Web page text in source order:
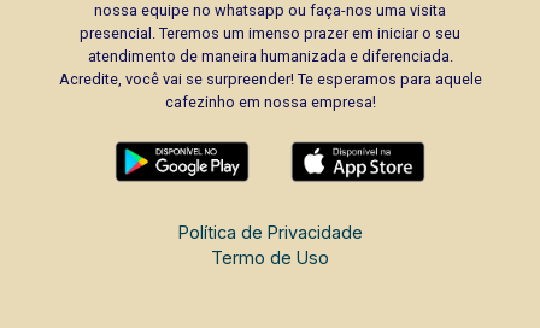
nossa equipe no whatsapp ou faça-nos uma visita
presencial. Teremos um imenso prazer em iniciar o seu
atendimento de maneira humanizada e diferenciada.
Acredite, você vai se surpreender! Te esperamos para aquele
cafezinho em nossa empresa!
Política de Privacidade
Termo de Uso